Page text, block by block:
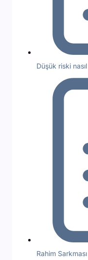
Düşük riski
Rahim